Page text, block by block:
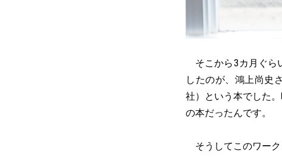
そこから3カ月ぐら
したのが、鴻上尚史
社）という本でした
の本だったんです。
そうしてこのワーク